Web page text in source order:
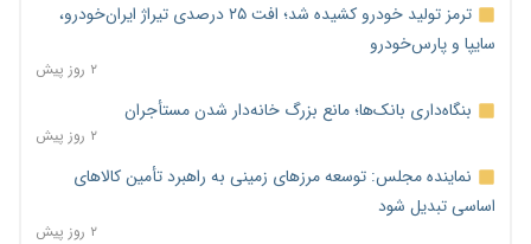
ترمز تولید خودرو کشیده شد؛ افت ۲۵ درصدی تیراژ ایران‌خودرو،
سایپا و پارس‌خودرو
۲ روز پیش
بنگاه‌داری بانک‌ها؛ مانع بزرگ خانه‌دار شدن مستأجران
۲ روز پیش
نماینده مجلس: توسعه مرزهای زمینی به راهبرد تأمین کالاهای
اساسی تبدیل شود
۲ روز پیش